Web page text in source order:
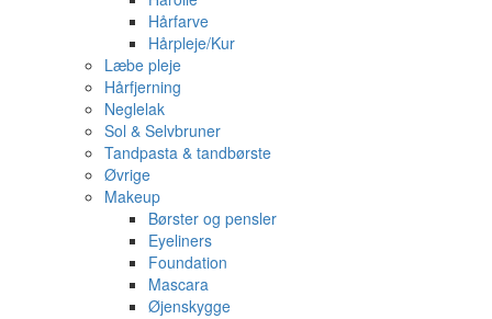
Hårfarve
Hårpleje/Kur
Læbe pleje
Hårfjerning
Neglelak
Sol & Selvbruner
Tandpasta & tandbørste
Øvrige
Makeup
Børster og pensler
Eyeliners
Foundation
Mascara
Øjenskygge